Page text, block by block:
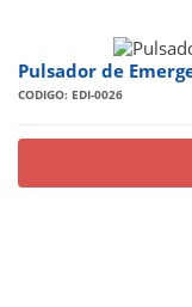
Pulsador de
CODIGO: EDI-0026